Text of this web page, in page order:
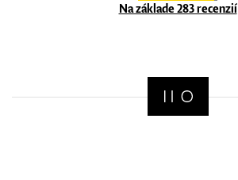
Na základe 283 recenzií